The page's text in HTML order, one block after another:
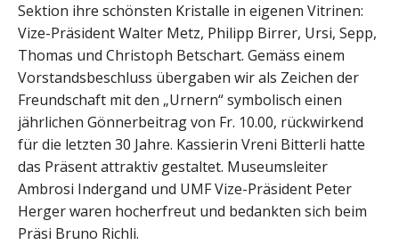
Sektion ihre schönsten Kristalle in eigenen Vitrinen:
Vize-Präsident Walter Metz, Philipp Birrer, Ursi, Sepp,
Thomas und Christoph Betschart. Gemäss einem
Vorstandsbeschluss übergaben wir als Zeichen der
Freundschaft mit den „Urnern“ symbolisch einen
jährlichen Gönnerbeitrag von Fr. 10.00, rückwirkend
für die letzten 30 Jahre. Kassierin Vreni Bitterli hatte
das Präsent attraktiv gestaltet. Museumsleiter
Ambrosi Indergand und UMF Vize-Präsident Peter
Herger waren hocherfreut und bedankten sich beim
Präsi Bruno Richli.